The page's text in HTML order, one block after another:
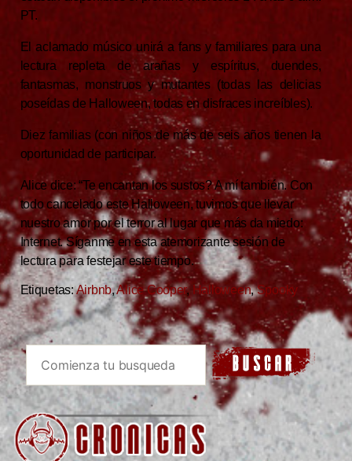
PT.
El aclamado músico unirá a fans y familiares para una
lectura repleta de arañas y espíritus, duendes,
fantasmas, monstruos y mutantes (todas las delicias
poseídas de Halloween, todas en disfraces increíbles).
Diez familias (con niños de más de seis años tienen la
oportunidad de participar.
Alice dice: “Te encantan los sustos? A mí también. Con
todo cancelado este Halloween, tuvimos que llevar
nuestro amor por el terror al lugar que más da miedo:
Internet. Síganme en esta atemorizante sesión de
lectura para festejar este tiempo.
Etiquetas:Airbnb,Alice Cooper, Halloween,Spooky